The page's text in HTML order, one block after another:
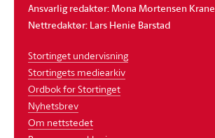
Ansvarlig redaktør: Mona Mortensen Krane
Nettredaktør: Lars Henie Barstad
Stortinget undervisning
Stortingets mediearkiv
Ordbok for Stortinget
Nyhetsbrev
Om nettstedet